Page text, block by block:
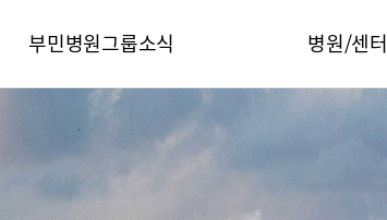
부민병원그룹소식
후원안내
언론보도
병원/센터
해운대부민병원